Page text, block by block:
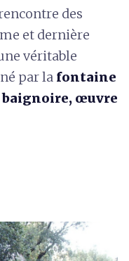
des
et dernière
véritable
par la fontaine
baignoire, œuvre